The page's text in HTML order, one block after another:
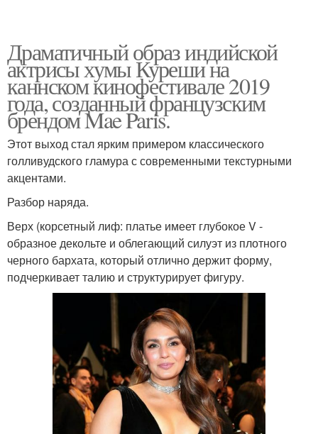
Драматичный образ индийской
актрисы хумы Куреши на
каннском кинофестивале 2019
года, созданный французским
брендом Mae Paris.
Этот выход стал ярким примером классического
голливудского гламура с современными текстурными
акцентами.
Разбор наряда.
Верх (корсетный лиф: платье имеет глубокое V -
образное декольте и облегающий силуэт из плотного
черного бархата, который отлично держит форму,
подчеркивает талию и структурирует фигуру.